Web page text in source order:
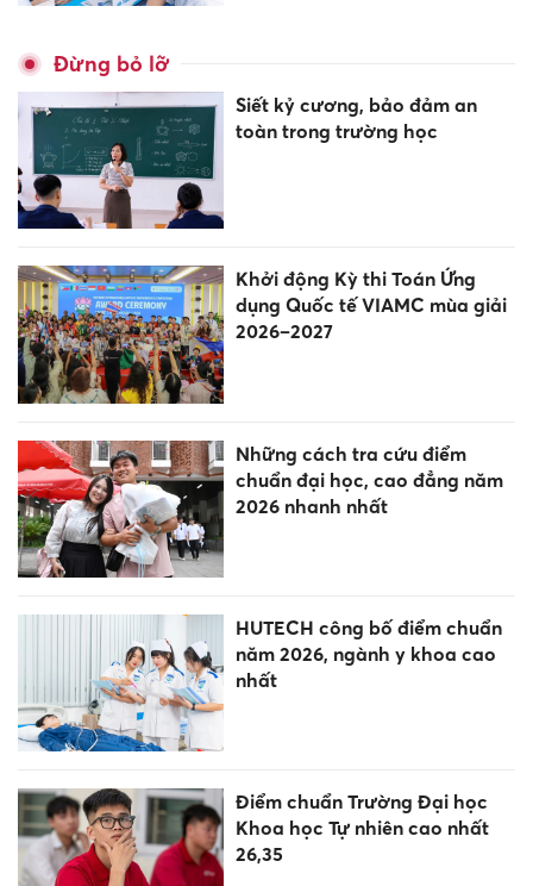
Đừng bỏ lỡ
Siết kỷ cương, bảo đảm an
toàn trong trường học
Khởi động Kỳ thi Toán Ứng
dụng Quốc tế VIAMC mùa giải
2026–2027
Những cách tra cứu điểm
chuẩn đại học, cao đẳng năm
2026 nhanh nhất
HUTECH công bố điểm chuẩn
năm 2026, ngành y khoa cao
nhất
Điểm chuẩn Trường Đại học
Khoa học Tự nhiên cao nhất
26,35